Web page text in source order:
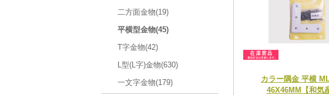
二方面金物(19)
平横型金物(45)
T字金物(42)
L型(L字)金物(630)
一文字金物(179)
カラー隅金 平横
46X46MM【和気